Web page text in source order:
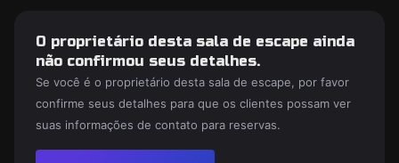
O proprietário desta sala de escape ainda
não confirmou seus detalhes.
Se você é o proprietário desta sala de escape, por favor
confirme seus detalhes para que os clientes possam ver
suas informações de contato para reservas.